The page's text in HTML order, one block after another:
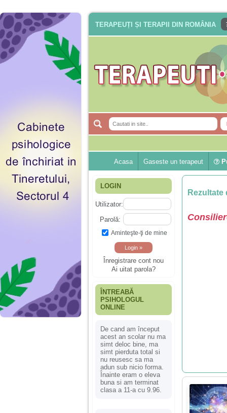
TERAPEUȚI ȘI TERAPII DIN ROMÂNIA
Acasa Gaseste un terapeut
LOGIN
Utilizator:
Parolă:
Aminteşte-ţi de mine
Înregistrare cont nou
Ai uitat parola?
ÎNTREABĂ
PSIHOLOGUL
ONLINE
De cand am început
acest an scolar nu ma
simt deloc bine, ma
simt pierduta total si
nu reusesc sa ma
adun sub nicio forma.
Înainte eram o eleva
buna si am terminat
clasa a 11-a cu 9.96.
Rezultate